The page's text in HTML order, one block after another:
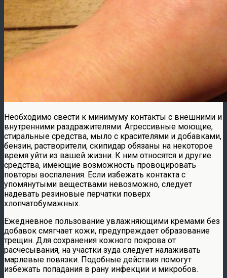
Необходимо свести к минимуму контакты с внешними и
внутренними раздражителями. Агрессивные моющие,
стиральные средства, мыло с красителями и добавками,
бензин, растворители, скипидар обязаны на некоторое
время уйти из вашей жизни. К ним относятся и другие
средства, имеющие возможность провоцировать
повторы воспаления. Если избежать контакта с
упомянутыми веществами невозможно, следует
надевать резиновые перчатки поверх
хлопчатобумажных.
Ежедневное пользование увлажняющими кремами без
добавок смягчает кожи, предупреждает образование
трещин. Для сохранения кожного покрова от
расчесывания, на участки зуда следует налаживать
марлевые повязки. Подобные действия помогут
избежать попадания в рану инфекции и микробов.